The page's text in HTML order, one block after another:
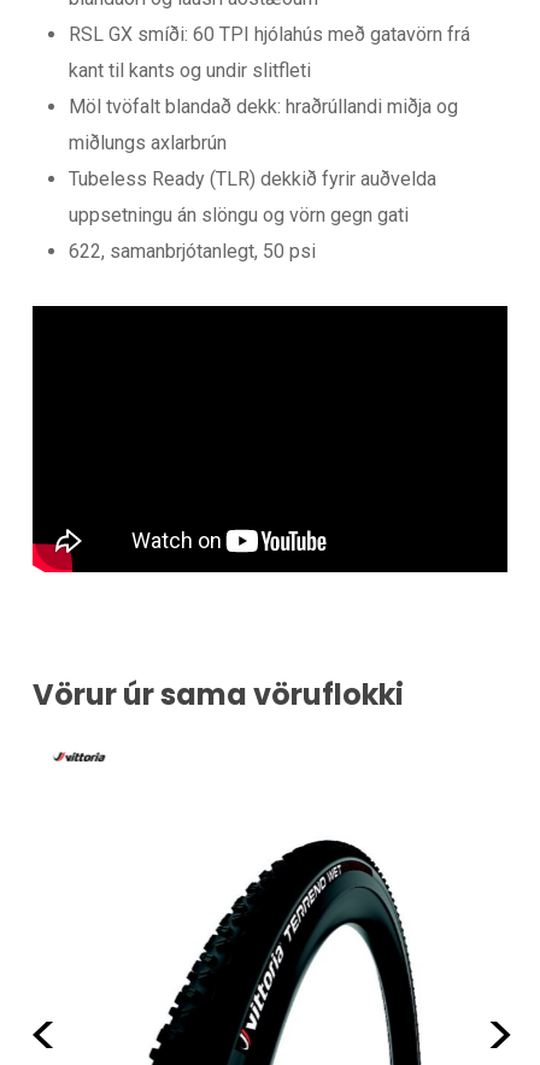
RSL GX smíði: 60 TPI hjólahús með gatavörn frá
kant til kants og undir slitfleti
Möl tvöfalt blandað dekk: hraðrúllandi miðja og
miðlungs axlarbrún
Tubeless Ready (TLR) dekkið fyrir auðvelda
uppsetningu án slöngu og vörn gegn gati
622, samanbrjótanlegt, 50 psi
Vörur úr sama vöruflokki